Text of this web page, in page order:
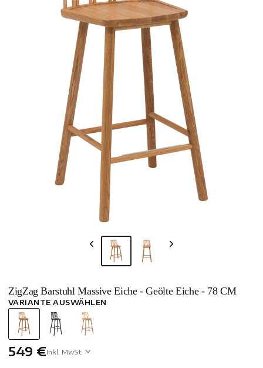
ZigZag Barstuhl Massive Eiche - Geölte Eiche - 78 CM
VARIANTE AUSWÄHLEN
549 €Inkl. MwSt.